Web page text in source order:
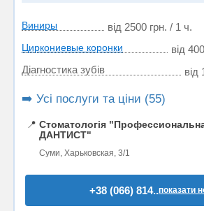
Виниры від 2500 грн. / 1 ч.
Циркониевые коронки
від
Діагностика зубів
від
➡️ Усі послуги та ціни (55)
📍 Стоматологія
ДАНТИСТ"
Суми, Харьковская, 3/1
+38 (066) 814..показати